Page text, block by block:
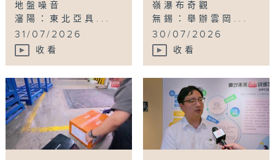
地盤噪音
瀋陽：東北亞具...
31/07/2026
收看
嶺瀑布奇觀
無錫：舉辦雲岡...
30/07/2026
收看